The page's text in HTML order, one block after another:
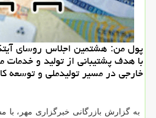
پول من: هشتمین اجلاس روسای
با هدف پشتیبانی از تولید و
خارجی در مسیر تولیدملی و توسعه
به گزارش بازرگانی خبرگزاری مهر، با